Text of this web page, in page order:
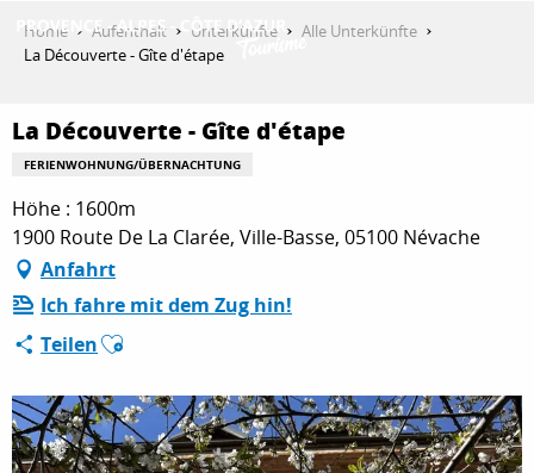
AKTIVITÄTEN
AUFENTHALT
ESPACE PRO
Home Aufenthalt Unterkünfte
Alle Unterkünfte
La Découverte - Gîte d'étape
La Découverte - Gîte d'étape
FERIENWOHNUNG/ÜBERNACHTUNG
Höhe : 1600m
1900 Route De La Clarée, Ville-Basse, 05100 Névache
Anfahrt
Ich fahre mit dem Zug hin!
TeilenAjouter aux favoris